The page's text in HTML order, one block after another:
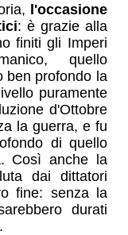
l'occasione
: è grazie alla
finiti gli Imperi
quello
ben profondo la
puramente
d'Ottobre
la guerra, e fu
di quello
Così anche la
dai dittatori
fine: senza la
durati